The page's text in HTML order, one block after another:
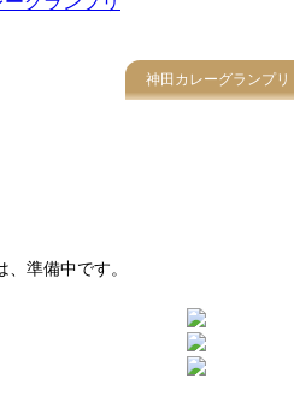
神田カレーグランプリ
、準備中です。